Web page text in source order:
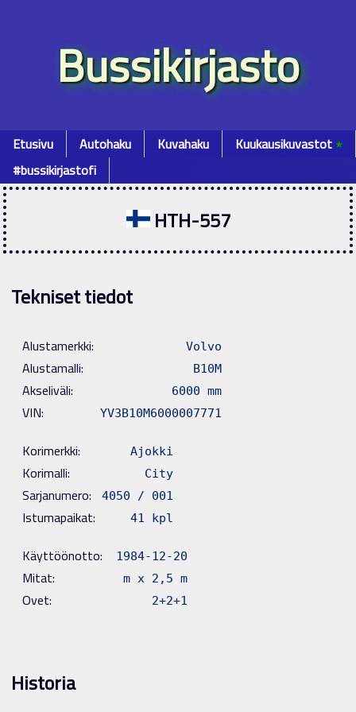
Bussikirjasto
Etusivu Autohaku Kuvahaku Kuukausikuvastot٭
#bussikirjastofi
HTH-557
Tekniset tiedot
Alustamerkki: Volvo
Alustamalli: B10M
Akseliväli: 6000 mm
VIN: YV3B10M6000007771
Korimerkki: Ajokki
Korimalli: City
Sarjanumero: 4050 / 001
Istumapaikat: 41 kpl
Käyttöönotto: 1984-12-20
Mitat: m x 2,5 m
Ovet: 2+2+1
Historia